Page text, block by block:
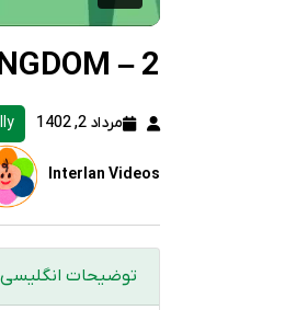
– 2
مرداد 2, 1402
Interlan Videos
توضیحات انگلیسی